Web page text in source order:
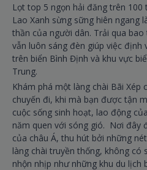
Lọt top 5 ngọn hải đăng trên 100
Lao Xanh sừng sững hiên ngang
thần của người dân. Trải qua
vẫn luôn sáng đèn giúp việc
trên biển Bình Định và khu vực
Trung.
Khám phá một làng chài Bãi Xép
chuyến đi, khi mà bạn được tận
cuộc sống sinh hoạt, lao động
năm quen với sóng gió. Nơi đây
của châu Á, thu hút bởi những
làng chài truyền thống, không có
nhộn nhịp như những khu du lịch